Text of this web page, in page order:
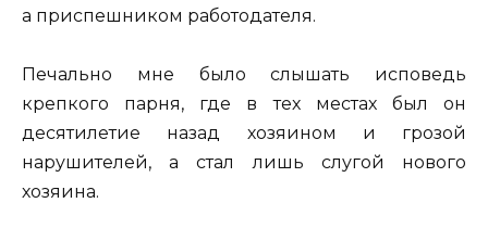
а приспешником работодателя.
Печально мне было слышать исповедь
крепкого парня, где в тех местах был он
десятилетие назад хозяином и грозой
нарушителей, а стал лишь слугой нового
хозяина.